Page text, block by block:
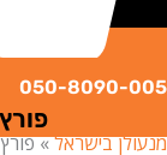
050-
פורץ
בישראל»פורץ